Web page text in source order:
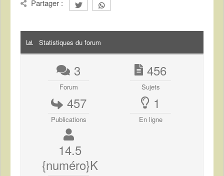
Partager :
Statistiques du forum
3
Forum
456
Sujets
457
Publications
1
En ligne
14.5
{numéro}K